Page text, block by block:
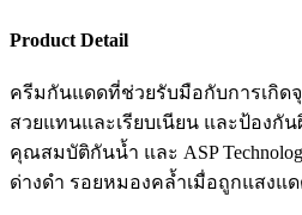
Product Detail
ครีมกันแดดที่ช่วยรับมือกับการเกิด
สวยแทนและเรียบเนียน และป้องกั
คุณสมบัติกันน้ำ และ ASP
ด่างดำ รอยหมองคล้ำเมื่อถูกแสงแ